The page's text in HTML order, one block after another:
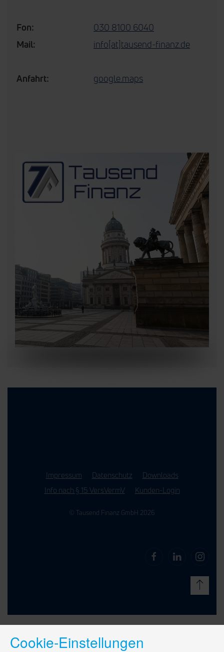
Fon:
030 8100 6040
Mail:
info[at]tausend-finanz.de
Anfahrt: google.maps
Impressum Datenschutz
Downloads
Info nach § 15 VersVermV
Kunden-Login
© Tausend Finanz GmbH 2026
Cookie-Einstellungen